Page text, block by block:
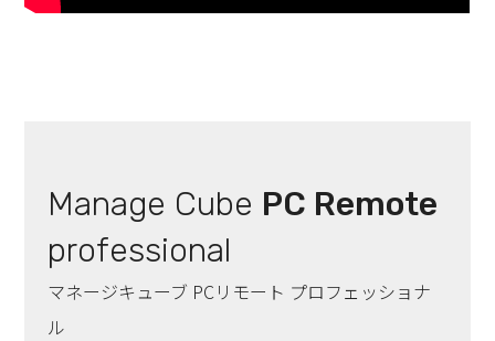
Manage Cube PC Remote
professional
マネージキューブ PCリモート プロフェッショナ
ル